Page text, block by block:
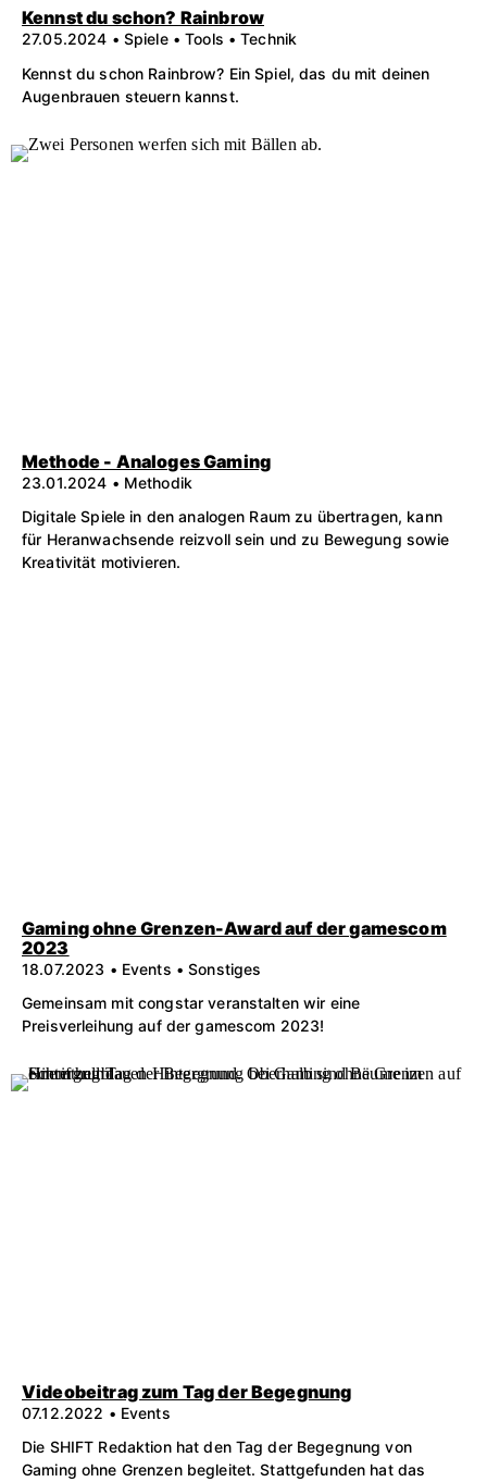
Kennst du schon? Rainbrow
27.05.2024 • Spiele • Tools • Technik
Kennst du schon Rainbrow? Ein Spiel, das du mit deinen
Augenbrauen steuern kannst.
Methode - Analoges Gaming
23.01.2024 • Methodik
Digitale Spiele in den analogen Raum zu übertragen, kann
für Heranwachsende reizvoll sein und zu Bewegung sowie
Kreativität motivieren.
Gaming ohne Grenzen-Award auf der gamescom
2023
18.07.2023 • Events • Sonstiges
Gemeinsam mit congstar veranstalten wir eine
Preisverleihung auf der gamescom 2023!
Videobeitrag zum Tag der Begegnung
07.12.2022 • Events
Die SHIFT Redaktion hat den Tag der Begegnung von
Gaming ohne Grenzen begleitet. Stattgefunden hat das